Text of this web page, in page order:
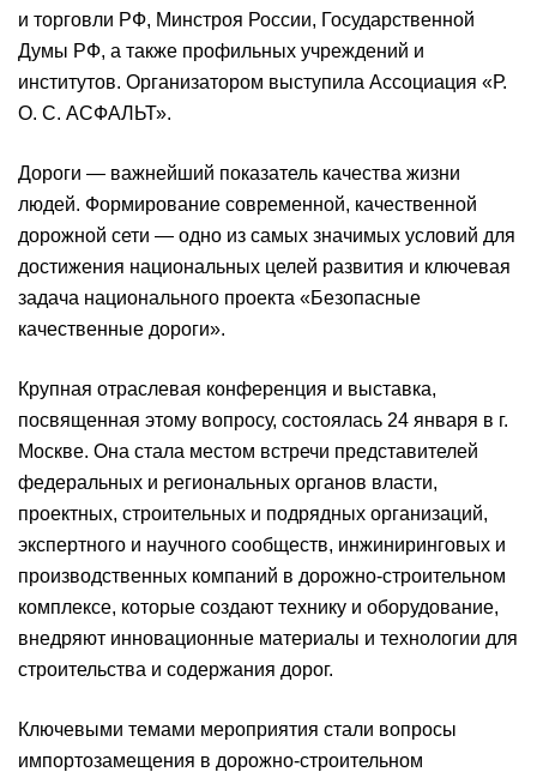
и торговли РФ, Минстроя России, Государственной
Думы РФ, а также профильных учреждений и
институтов. Организатором выступила Ассоциация «Р.
О. С. АСФАЛЬТ».
Дороги — важнейший показатель качества жизни
людей. Формирование современной, качественной
дорожной сети — одно из самых значимых условий для
достижения национальных целей развития и ключевая
задача национального проекта «Безопасные
качественные дороги».
Крупная отраслевая конференция и выставка,
посвященная этому вопросу, состоялась 24 января в г.
Москве. Она стала местом встречи представителей
федеральных и региональных органов власти,
проектных, строительных и подрядных организаций,
экспертного и научного сообществ, инжиниринговых и
производственных компаний в дорожно-строительном
комплексе, которые создают технику и оборудование,
внедряют инновационные материалы и технологии для
строительства и содержания дорог.
Ключевыми темами мероприятия стали вопросы
импортозамещения в дорожно-строительном